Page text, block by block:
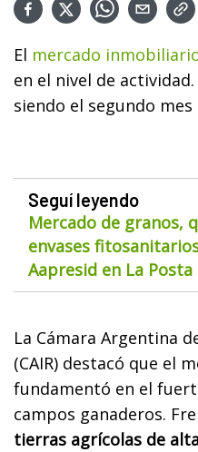
El mercado
en el nivel de
siendo el segundo
Seguí leyendo
Mercado de granos,
envases
Aapresid en La Posta
La Cámara Argentina
(CAIR) destacó que el
fundamentó en el
campos ganaderos.
tierras agrícolas de